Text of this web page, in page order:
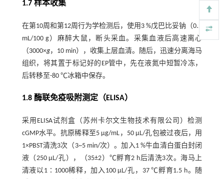
1.7 样本收集
在第10周和第12周行为学检测后，使用3 %戊巴比妥钠（0.2
mL/100 g）麻醉大鼠，断头采血。采集血液后高速离心
（3000×g，10 min），收集上层血清。随后，迅速分离海马
组织，将其置于标记好的EP管中，先在液氮中短暂冷冻，
后转移至-80 ℃冰箱中保存。
1.8 酶联免疫吸附测定（ELISA）
采用ELISA试剂盒（苏州卡尔文生物技术有限公司）检测
cGMP水平。抗原稀释至5 μg/mL，50 μL/孔包被过夜后，用
1×PBST清洗3次（3~5 min/次）。加入1 %牛血清白蛋白封闭
液（250 μL/孔），（35±2）℃孵育2 h后清洗3次。海马上
清液以1∶1000稀释，加入100 μL/孔，37 ℃孵育1.5 h。随